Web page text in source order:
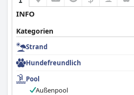
INFO
Kategorien
Strand
Hundefreundlich
Pool
Außenpool